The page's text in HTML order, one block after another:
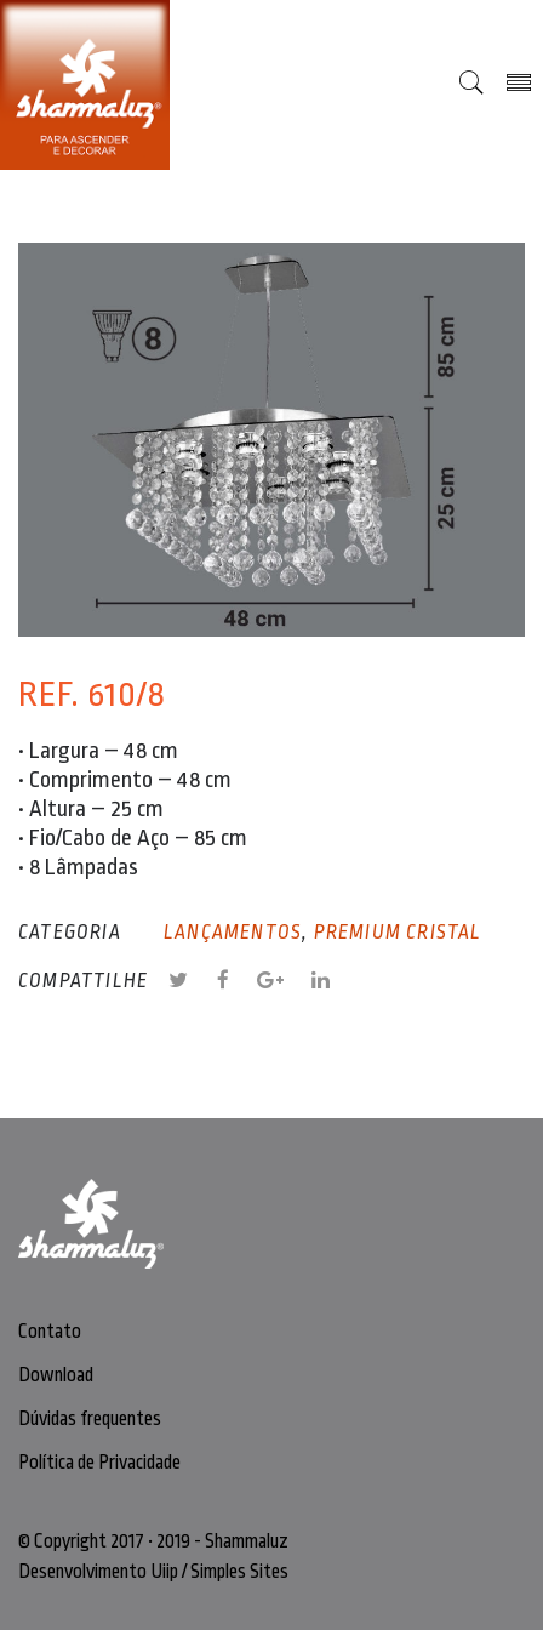
REF. 610/8
• Largura – 48 cm
• Comprimento – 48 cm
• Altura – 25 cm
• Fio/Cabo de Aço – 85 cm
• 8 Lâmpadas
CATEGORIA LANÇAMENTOS, PREMIUM CRISTAL
COMPATTILHE
Contato
Download
Dúvidas frequentes
Política de Privacidade
© Copyright 2017 • 2019 - Shammaluz
Desenvolvimento Uiip /Simples Sites